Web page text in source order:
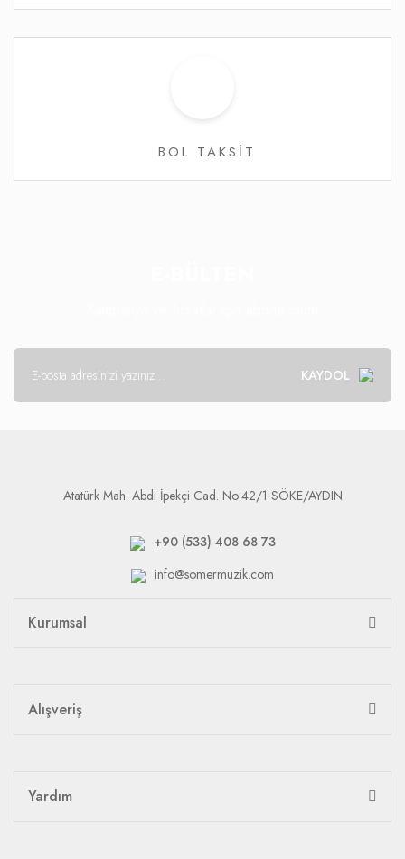
BOL TAKSİT
KAYDOL
Atatürk Mah. Abdi İpekçi Cad. No:42/1 SÖKE/AYDIN
+90 (533) 408 68 73
info@somermuzik.com
Kurumsal
Alışveriş
Yardım